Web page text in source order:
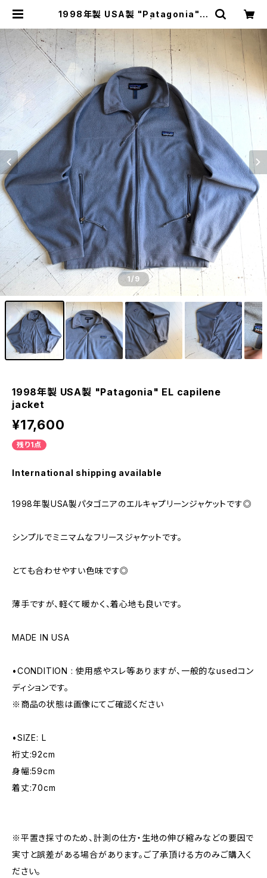
1998年製 USA製 "Patagonia" E
1/9
1998年製 USA製 "Patagonia" EL capilene
jacket
¥17,600
残り1点
International shipping available
1998年製USA製パタゴニアのエルキャプリーンジャケットです◎
シンプルでミニマムなフリースジャケットです。
とても合わせやすい色味です◎
薄手ですが、軽くて暖かく、着心地も良いです。
MADE IN USA
•CONDITION : 使用感やスレ等ありますが、一般的なusedコン
ディションです。
※商品の状態は画像にてご確認ください
•SIZE: L
裄丈:92cm
身幅:59cm
着丈:70cm
※平置き採寸のため、計測の仕方・生地の伸び縮みなどの要因で
実寸と誤差がある場合があります。ご了承頂ける方のみご購入く
ださい。